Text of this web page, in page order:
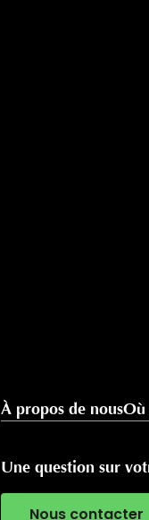
À propos de nousOù
Une question sur
Nous contacter